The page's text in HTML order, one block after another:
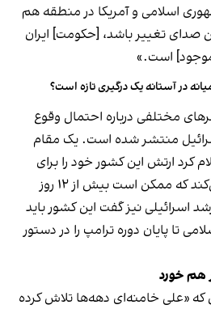
اسلامی و آمریکا در منطقه هم
صدای تغییر باشد، [حکومت] ایران
است.»
در آستانه یک درگیری تازه است؟
مختلفی درباره احتمال وقوع
منتشر شده است. یک مقام
۱۹ آبان اعلام کرد ارتش این کشور خود را برای
سناریویی از جنگ آماده می‌کند که ممکن است بیش از ۱۲ روز
اسرائیلی نیز گفت این کشور باید
تا پایان دوره ترامپ را در دستور
هم خورد
که «علی خامنه‌ای دهه‌ها تلاش کرده